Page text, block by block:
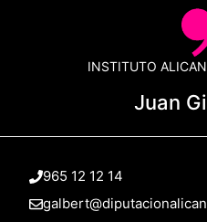
INSTITUTO
Juan
965 12 12 14